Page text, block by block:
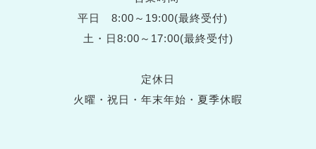
平日 8:00～19:00(最終受付)
土・日8:00～17:00(最終受付)
定休日
火曜・祝日・年末年始・夏季休暇